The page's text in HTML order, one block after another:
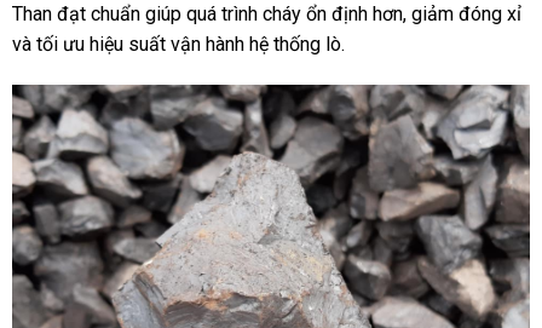
Than đạt chuẩn giúp quá trình cháy ổn định hơn, giảm đóng xỉ
và tối ưu hiệu suất vận hành hệ thống lò.